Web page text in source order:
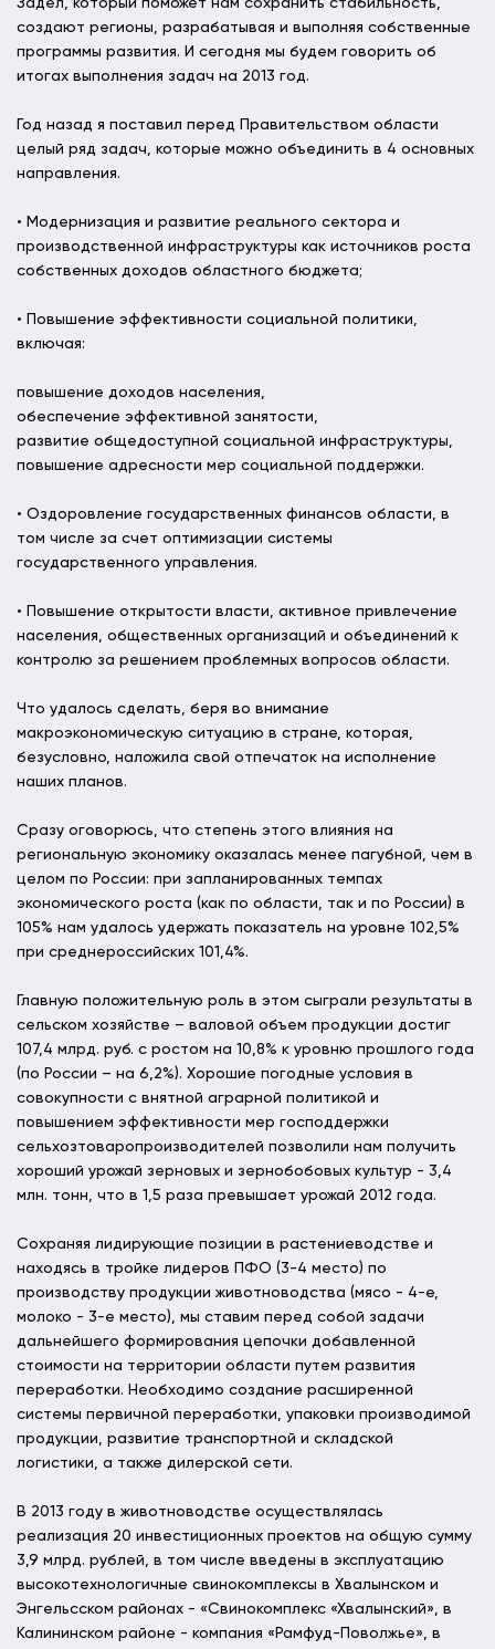
Задел, который поможет нам сохранить стабильность,
создают регионы, разрабатывая и выполняя собственные
программы развития. И сегодня мы будем говорить об
итогах выполнения задач на 2013 год.
Год назад я поставил перед Правительством области
целый ряд задач, которые можно объединить в 4 основных
направления.
• Модернизация и развитие реального сектора и
производственной инфраструктуры как источников роста
собственных доходов областного бюджета;
• Повышение эффективности социальной политики,
включая:
повышение доходов населения,
обеспечение эффективной занятости,
развитие общедоступной социальной инфраструктуры,
повышение адресности мер социальной поддержки.
• Оздоровление государственных финансов области, в
том числе за счет оптимизации системы
государственного управления.
• Повышение открытости власти, активное привлечение
населения, общественных организаций и объединений к
контролю за решением проблемных вопросов области.
Что удалось сделать, беря во внимание
макроэкономическую ситуацию в стране, которая,
безусловно, наложила свой отпечаток на исполнение
наших планов.
Сразу оговорюсь, что степень этого влияния на
региональную экономику оказалась менее пагубной, чем в
целом по России: при запланированных темпах
экономического роста (как по области, так и по России) в
105% нам удалось удержать показатель на уровне 102,5%
при среднероссийских 101,4%.
Главную положительную роль в этом сыграли результаты в
сельском хозяйстве – валовой объем продукции достиг
107,4 млрд. руб. с ростом на 10,8% к уровню прошлого года
(по России – на 6,2%). Хорошие погодные условия в
совокупности с внятной аграрной политикой и
повышением эффективности мер господдержки
сельхозтоваропроизводителей позволили нам получить
хороший урожай зерновых и зернобобовых культур - 3,4
млн. тонн, что в 1,5 раза превышает урожай 2012 года.
Сохраняя лидирующие позиции в растениеводстве и
находясь в тройке лидеров ПФО (3-4 место) по
производству продукции животноводства (мясо - 4-е,
молоко - 3-е место), мы ставим перед собой задачи
дальнейшего формирования цепочки добавленной
стоимости на территории области путем развития
переработки. Необходимо создание расширенной
системы первичной переработки, упаковки производимой
продукции, развитие транспортной и складской
логистики, а также дилерской сети.
В 2013 году в животноводстве осуществлялась
реализация 20 инвестиционных проектов на общую сумму
3,9 млрд. рублей, в том числе введены в эксплуатацию
высокотехнологичные свинокомплексы в Хвалынском и
Энгельсском районах - «Свинокомплекс «Хвалынский», в
Калининском районе - компания «Рамфуд-Поволжье», в